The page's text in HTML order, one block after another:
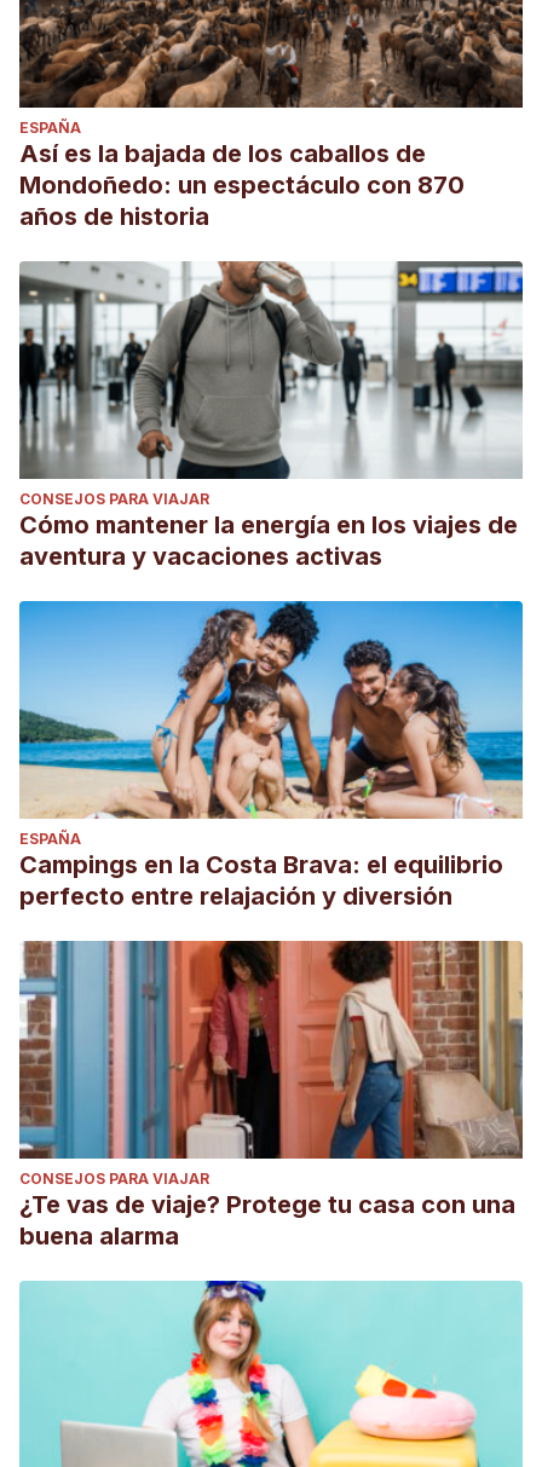
ESPAÑA
Así es la bajada de los caballos de
Mondoñedo: un espectáculo con 870
años de historia
CONSEJOS PARA VIAJAR
Cómo mantener la energía en los viajes de
aventura y vacaciones activas
ESPAÑA
Campings en la Costa Brava: el equilibrio
perfecto entre relajación y diversión
CONSEJOS PARA VIAJAR
¿Te vas de viaje? Protege tu casa con una
buena alarma